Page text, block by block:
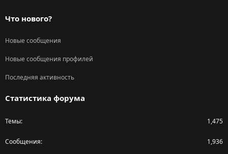
Что нового?
Новые сообщения
Новые сообщения профилей
Последняя активность
Статистика форума
Темы 1,475
Сообщения 1,936